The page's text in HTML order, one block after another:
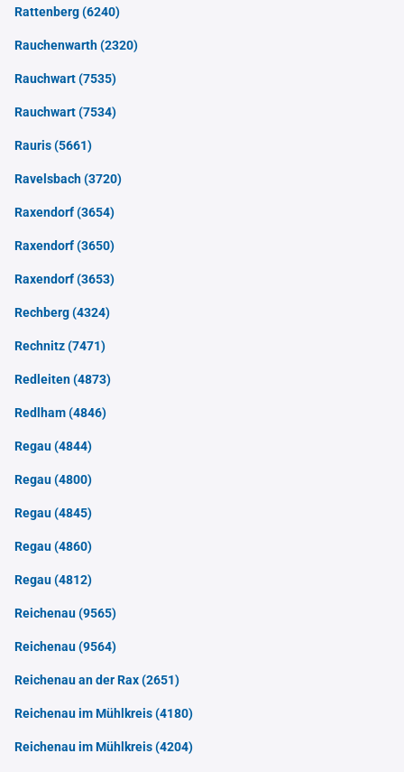
Rattenberg(6240)
Rauchenwarth(2320)
Rauchwart(7535)
Rauchwart(7534)
Rauris(5661)
Ravelsbach(3720)
Raxendorf(3654)
Raxendorf(3650)
Raxendorf(3653)
Rechberg(4324)
Rechnitz(7471)
Redleiten(4873)
Redlham(4846)
Regau(4844)
Regau(4800)
Regau(4845)
Regau(4860)
Regau(4812)
Reichenau(9565)
Reichenau(9564)
Reichenau an der Rax(2651)
Reichenau im Mühlkreis(4180)
Reichenau im Mühlkreis(4204)